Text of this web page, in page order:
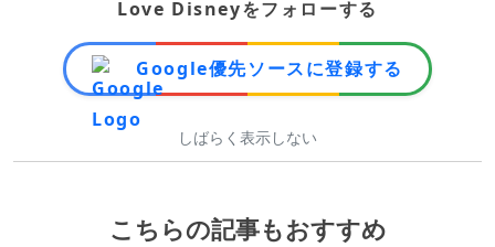
Love Disneyをフォローする
Google優先ソースに登録する
しばらく表示しない
こちらの記事もおすすめ